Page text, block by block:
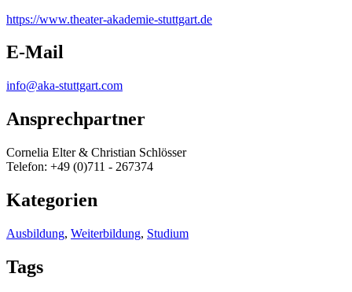
https://www.theater-akademie-stuttgart.de
E-Mail
info@aka-stuttgart.com
Ansprechpartner
Cornelia Elter & Christian Schlösser
Telefon: +49 (0)711 - 267374
Kategorien
Ausbildung, Weiterbildung, Studium
Tags